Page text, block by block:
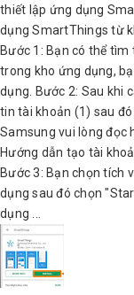
thiết lập ứng dụng
dụng SmartThings từ
Bước 1: Bạn có thể
trong kho ứng dụng,
dụng. Bước 2: Sau khi
tin tài khoản (1) sau đó
Samsung vui lòng đọc
Hướng dẫn tạo tài
Bước 3: Bạn chọn tích
dụng sau đó chọn
dụng ...